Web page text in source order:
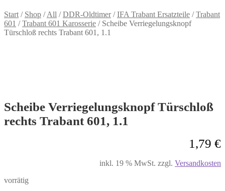
Start / Shop /All /DDR-Oldtimer/IFA Trabant Ersatzteile /Trabant
601 /Trabant 601 Karosserie / Scheibe Verriegelungsknopf
Türschloß rechts Trabant 601, 1.1
Scheibe Verriegelungsknopf Türschloß
rechts Trabant 601, 1.1
1,79 €
inkl. 19 % MwSt. zzgl. Versandkosten
vorrätig